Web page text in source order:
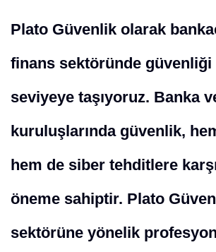
Plato Güvenlik olarak
finans sektöründe güvenliği
seviyeye taşıyoruz. Banka
kuruluşlarında güvenlik,
hem de siber tehditlere
öneme sahiptir. Plato
sektörüne yönelik